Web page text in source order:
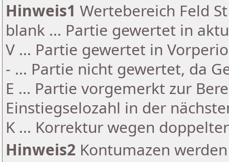
Hinweis1 Wertebereich Feld
blank ... Partie gewertet in
V ... Partie gewertet in
- ... Partie nicht gewertet, da
E ... Partie vorgemerkt zur
Einstiegselozahl in der
K ... Korrektur wegen
Hinweis2 Kontumazen